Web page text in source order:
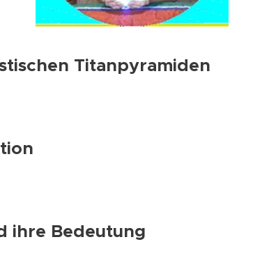
Titanpyramiden
ihre Bedeutung